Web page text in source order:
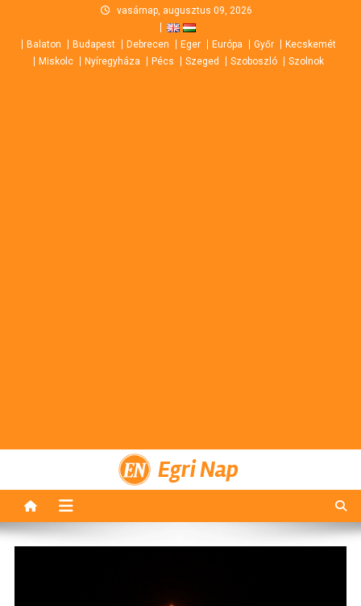
content
vasárnap, augusztus 09, 2026
Balaton Budapest Debrecen Eger Európa Győr
Kecskemét
Miskolc
Nyíregyháza Pécs Szeged Szoboszló Szolnok
Egri Nap